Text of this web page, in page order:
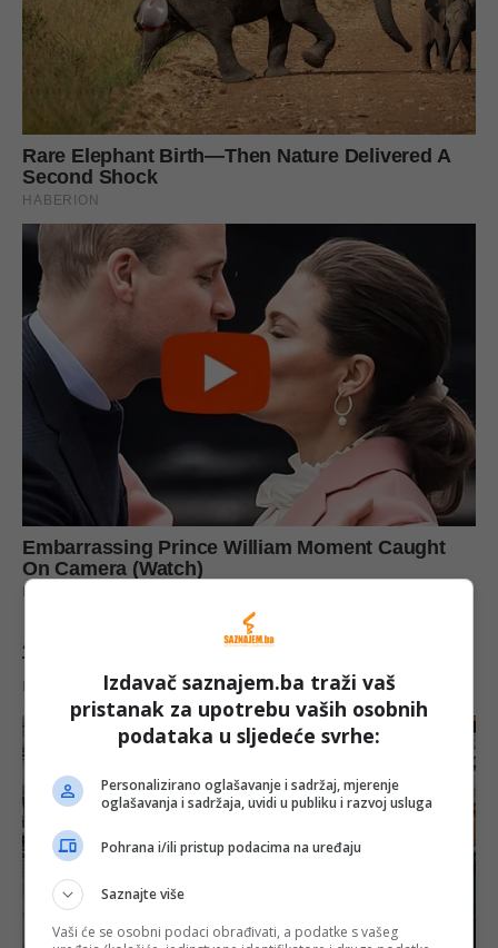
Izdavač saznajem.ba traži vaš
pristanak za upotrebu vaših osobnih
podataka u sljedeće svrhe:
Personalizirano oglašavanje i sadržaj, mjerenje
oglašavanja i sadržaja, uvidi u publiku i razvoj usluga
Pohrana i/ili pristup podacima na uređaju
Saznajte više
Vaši će se osobni podaci obrađivati, a podatke s vašeg